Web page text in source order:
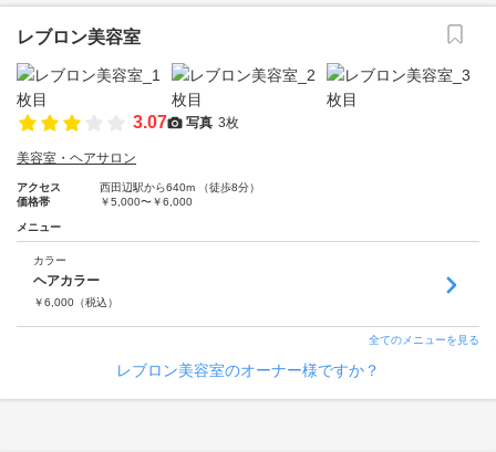
レブロン美容室
3.07 写真 3枚
美容室・ヘアサロン
アクセス
西田辺駅から640m （徒歩8分）
価格帯
￥5,000〜￥6,000
メニュー
カラー
ヘアカラー
￥6,000 （税込）
全てのメニューを見る
レブロン美容室のオーナー様ですか？